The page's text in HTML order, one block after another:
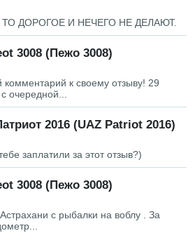
ДОРОГОЕ И НЕЧЕГО НЕ ДЕЛАЮТ.
3008 (Пежо 3008)
комментарий к своему отзыву! 29
очередной...
2016 (UAZ Patriot 2016)
заплатили за этот отзыв?)
3008 (Пежо 3008)
с рыбалки на воблу . За